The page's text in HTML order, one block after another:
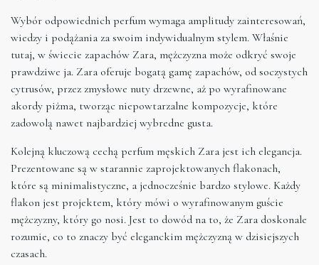
Wybór odpowiednich perfum wymaga amplitudy zainteresowań,
wiedzy i podążania za swoim indywidualnym stylem. Właśnie
tutaj, w świecie zapachów Zara, mężczyzna może odkryć swoje
prawdziwe ja. Zara oferuje bogatą gamę zapachów, od soczystych
cytrusów, przez zmysłowe nuty drzewne, aż po wyrafinowane
akordy piżma, tworząc niepowtarzalne kompozycje, które
zadowolą nawet najbardziej wybredne gusta.
Kolejną kluczową cechą perfum męskich Zara jest ich elegancja.
Prezentowane są w starannie zaprojektowanych flakonach,
które są minimalistyczne, a jednocześnie bardzo stylowe. Każdy
flakon jest projektem, który mówi o wyrafinowanym guście
mężczyzny, który go nosi. Jest to dowód na to, że Zara doskonale
rozumie, co to znaczy być eleganckim mężczyzną w dzisiejszych
czasach.